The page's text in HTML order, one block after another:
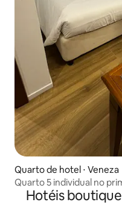
Quarto de hotel ⋅ Veneza
Quarto 5 individual no
Hotéis